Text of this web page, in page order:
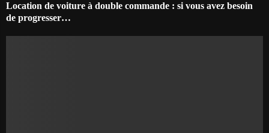
Location de voiture à double commande : si vous avez besoin
de progresser…